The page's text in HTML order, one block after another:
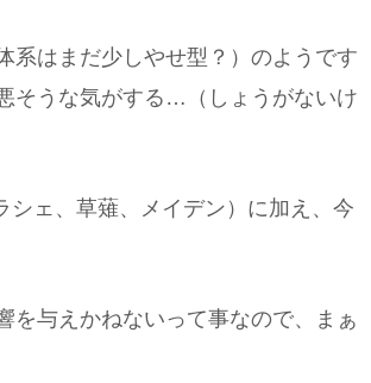
系はまだ少しやせ型？）のようです
そうな気がする…（しょうがないけ
ェ、草薙、メイデン）に加え、今
を与えかねないって事なので、まぁ